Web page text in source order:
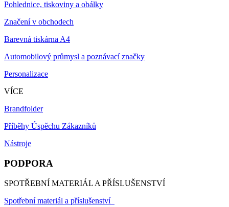
Pohlednice, tiskoviny a obálky
Značení v obchodech
Barevná tiskárna A4
Automobilový průmysl a poznávací značky
Personalizace
VÍCE
Brandfolder
Příběhy Úspěchu Zákazníků
Nástroje
PODPORA
SPOTŘEBNÍ MATERIÁL A PŘÍSLUŠENSTVÍ
Spotřební materiál a příslušenství